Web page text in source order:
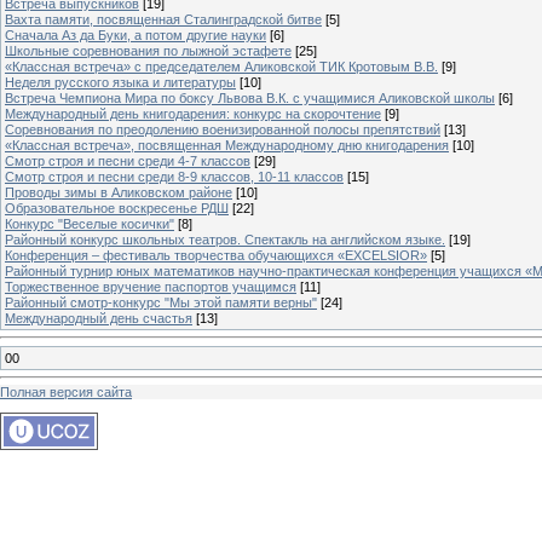
Встреча выпускников [19]
Вахта памяти, посвященная Сталинградской битве [5]
Сначала Аз да Буки, а потом другие науки [6]
Школьные соревнования по лыжной эстафете [25]
«Классная встреча» с председателем Аликовской ТИК Кротовым В.В. [9]
Неделя русского языка и литературы [10]
Встреча Чемпиона Мира по боксу Львова В.К. с учащимися Аликовской школы [6]
Международный день книгодарения: конкурс на скорочтение [9]
Cоревнования по преодолению военизированной полосы препятствий [13]
«Классная встреча», посвященная Международному дню книгодарения [10]
Смотр строя и песни среди 4-7 классов [29]
Смотр строя и песни среди 8-9 классов, 10-11 классов [15]
Проводы зимы в Аликовском районе [10]
Образовательное воскресенье РДШ [22]
Конкурс "Веселые косички" [8]
Районный конкурс школьных театров. Спектакль на английском языке. [19]
Конференция – фестиваль творчества обучающихся «EXCELSIOR» [5]
Районный турнир юных математиков научно-практическая конференция учащихся
Торжественное вручение паспортов учащимся [11]
Районный смотр-конкурс "Мы этой памяти верны" [24]
Международный день счастья [13]
00
Полная версия сайта